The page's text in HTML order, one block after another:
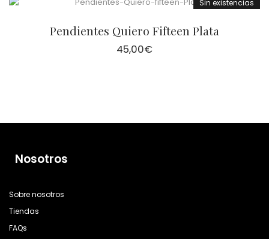
Sin existencias
Pendientes Quiero Fifteen Plata
45,00€
Nosotros
Sobre nosotros
Tiendas
FAQs